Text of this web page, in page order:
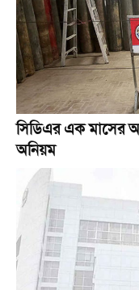
সিডিএর এক মাসের
অনিয়ম